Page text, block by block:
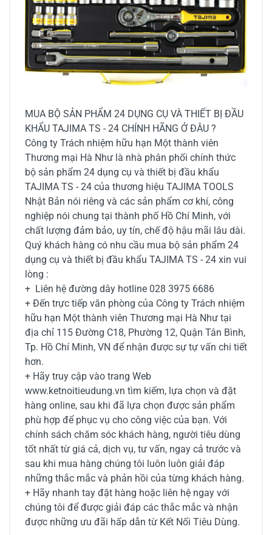
MUA BỘ SẢN PHẨM 24 DỤNG CỤ VÀ THIẾT BỊ ĐẦU
KHẨU TAJIMA TS - 24 CHÍNH HÃNG Ở ĐÂU ?
Công ty Trách nhiệm hữu hạn Một thành viên
Thương mại Hà Như là nhà phân phối chính thức
bộ sản phẩm 24 dụng cụ và thiết bị đầu khẩu
TAJIMA TS - 24 của thương hiệu TAJIMA TOOLS
Nhật Bản nói riêng và các sản phẩm cơ khí, công
nghiệp nói chung tại thành phố Hồ Chí Minh, với
chất lượng đảm bảo, uy tín, chế độ hậu mãi lâu dài.
Quý khách hàng có nhu cầu mua bộ sản phẩm 24
dụng cụ và thiết bị đầu khẩu TAJIMA TS - 24 xin vui
lòng :
+ Liên hệ đường dây hotline 028 3975 6686
+ Đến trực tiếp văn phòng của Công ty Trách nhiệm
hữu hạn Một thành viên Thương mại Hà Như tại
địa chỉ 115 Đường C18, Phường 12, Quận Tân Bình,
Tp. Hồ Chí Minh, VN để nhận được sự tự vấn chi tiết
hơn.
+ Hãy truy cập vào trang Web
www.ketnoitieudung.vn tìm kiếm, lựa chọn và đặt
hàng online, sau khi đã lựa chọn được sản phẩm
phù hợp để phục vụ cho công việc của bạn. Với
chính sách chăm sóc khách hàng, người tiêu dùng
tốt nhất từ giá cả, dịch vụ, tư vấn, ngay cả trước và
sau khi mua hàng chúng tôi luôn luôn giải đáp
những thắc mắc và phản hồi của từng khách hàng.
+ Hãy nhanh tay đặt hàng hoặc liên hệ ngay với
chúng tôi để được giải đáp các thắc mắc và nhận
được những ưu đãi hấp dẫn từ Kết Nối Tiêu Dùng.